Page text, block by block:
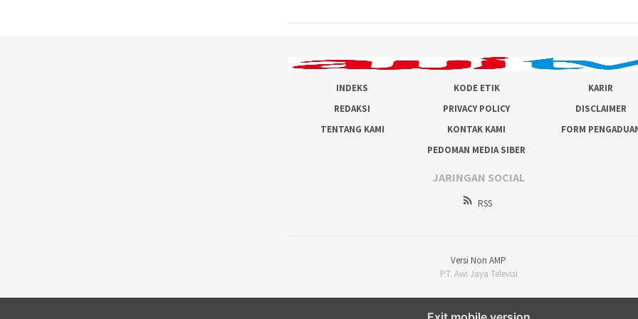
INDEKS KODE ETIK
KARIR
REDAKSI
PRIVACY POLICY
DISCLAIMER
TENTANG KAMI
KONTAK KAMI
FORM
PEDOMAN MEDIA SIBER
JARINGAN SOCIAL
RSS
Versi Non AMP
PT. Awi Jaya Televisi